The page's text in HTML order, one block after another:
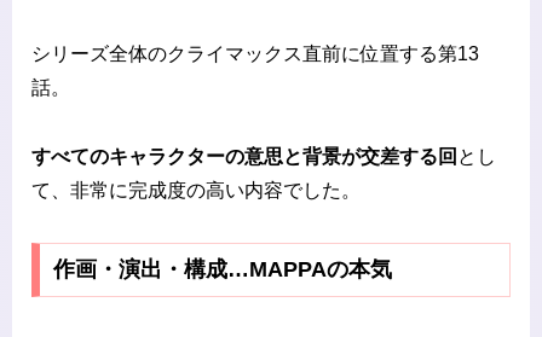
シリーズ全体のクライマックス直前に位置する第13
話。
すべてのキャラクターの意思と背景が交差する回 とし
て、非常に完成度の高い内容でした。
作画・演出・構成…MAPPAの本気